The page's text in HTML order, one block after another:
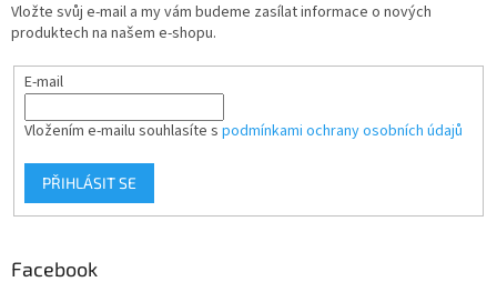
Vložte svůj e-mail a my vám budeme zasílat informace o nových
produktech na našem e-shopu.
E-mail
Vložením e-mailu souhlasíte s podmínkami ochrany osobních údajů
PŘIHLÁSIT SE
Facebook